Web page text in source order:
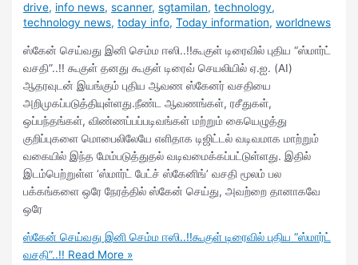
drive, info news,scanner,sgtamilan,technology,
technology news,today info,Today information,worldnews
ஸ்கேன் செய்வது இனி செம்ம ஈஸி..!!கூகுள் டிரைவில் புதிய “ஸ்மார்ட்
வசதி”..!! கூகுள் தனது கூகுள் டிரைவ் செயலியில் ஏ.ஐ. (AI)
ஆதரவுடன் இயங்கும் புதிய ஆவண ஸ்கேனர் வசதியை
அறிமுகப்படுத்தியுள்ளது.நீண்ட ஆவணங்கள், ரசீதுகள்,
ஒப்பந்தங்கள், விண்ணப்பப்படிவங்கள் மற்றும் கையெழுத்து
குறிப்புகளை மொபைலிலேயே எளிதாக டிஜிட்டல் வடிவமாக மாற்றும்
வகையில் இந்த மேம்படுத்துதல் வடிவமைக்கப்பட்டுள்ளது. இதில்
இடம்பெற்றுள்ள ‘ஸ்மார்ட் பேட்ச் ஸ்கேனிங்’ வசதி மூலம் பல
பக்கங்களை ஒரே நேரத்தில் ஸ்கேன் செய்து, அவற்றை தானாகவே
ஒரே
ஸ்கேன் செய்வது இனி செம்ம ஈஸி..!!கூகுள் டிரைவில் புதிய “ஸ்மார்ட்
வசதி”..!! Read More »